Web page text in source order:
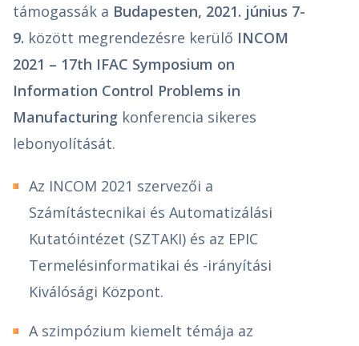
támogassák a Budapesten, 2021. június 7-
9. között megrendezésre kerülő INCOM
2021 – 17th IFAC Symposium on
Information Control Problems in
Manufacturing konferencia sikeres
lebonyolítását.
Az INCOM 2021 szervezői a
Számítástecnikai és Automatizálási
Kutatóintézet (SZTAKI) és az EPIC
Termelésinformatikai és -irányítási
Kiválósági Központ.
A szimpózium kiemelt témája az